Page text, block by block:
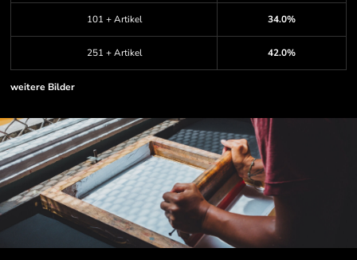
101 + Artikel 34.0%
251 + Artikel 42.0%
weitere Bilder